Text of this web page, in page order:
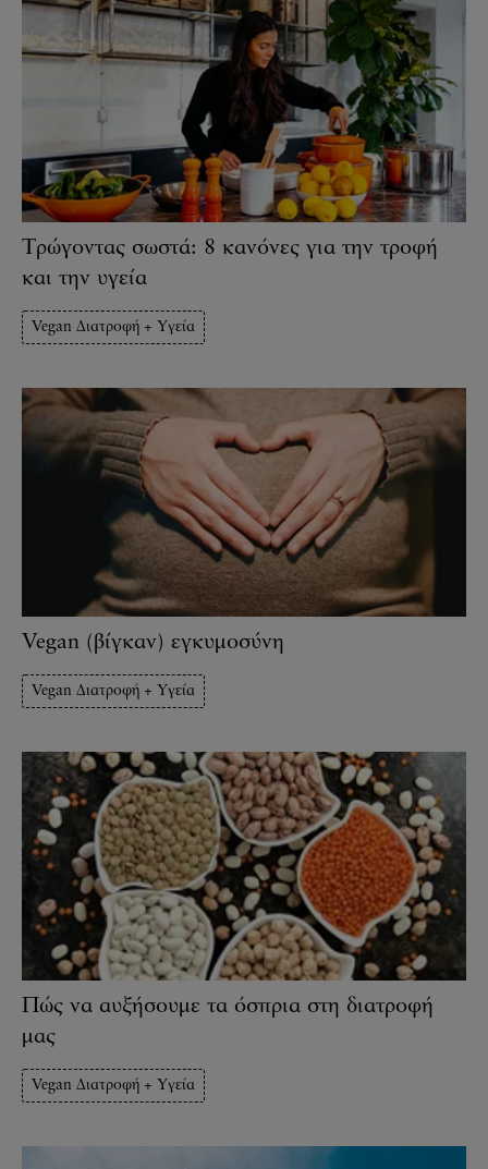
Τρώγοντας σωστά: 8 κανόνες για την τροφή
και την υγεία
Vegan Διατροφή + Υγεία
Vegan (βίγκαν) εγκυμοσύνη
Vegan Διατροφή + Υγεία
Πώς να αυξήσουμε τα όσπρια στη διατροφή
μας
Vegan Διατροφή + Υγεία